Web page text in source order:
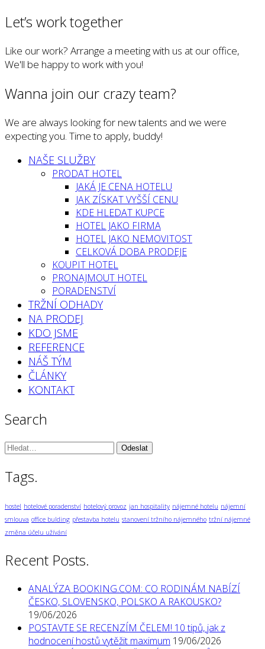
Let’s work together
Like our work? Arrange a meeting with us at our office,
We'll be happy to work with you!
Wanna join our crazy team?
We are always looking for new talents and we were
expecting you. Time to apply, buddy!
NAŠE SLUŽBY
PRODAT HOTEL
JAKÁ JE CENA HOTELU
JAK ZÍSKAT VYŠŠÍ CENU
KDE HLEDAT KUPCE
HOTEL JAKO FIRMA
HOTEL JAKO NEMOVITOST
CELKOVÁ DOBA PRODEJE
KOUPIT HOTEL
PRONAJMOUT HOTEL
PORADENSTVÍ
TRŽNÍ ODHADY
NA PRODEJ
KDO JSME
REFERENCE
NÁŠ TÝM
ČLÁNKY
KONTAKT
Search
Vyhledávání:
Tags.
hostel hotelové poradenství hotelový provoz jan hospitality nájemné hotelu nájemní
smlouva office bulding přestavba hotelu stanovení tržního nájemného tržní nájemné
změna účelu užívání
Recent Posts.
ANALÝZA BOOKING.COM: CO RODINÁM NABÍZÍ
ČESKO, SLOVENSKO, POLSKO A RAKOUSKO?
19/06/2026
POSTAVTE SE RECENZÍM ČELEM! 10 tipů, jak z
hodnocení hostů vytěžit maximum 19/06/2026